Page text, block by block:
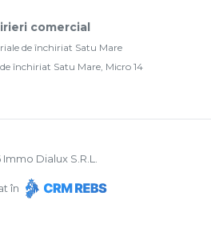
comercial
de închiriat Satu Mare
închiriat Satu Mare, Micro 14
Immo Dialux S.R.L.
în